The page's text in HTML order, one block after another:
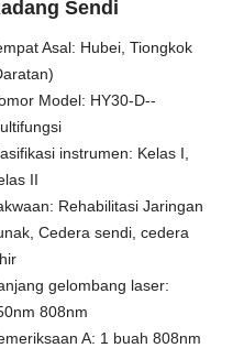
Sendi
Asal: Hubei, Tiongkok
Model: HY30-D--
instrumen: Kelas I,
II
Rehabilitasi Jaringan
Cedera sendi, cedera
gelombang laser:
808nm
A: 1 buah 808nm